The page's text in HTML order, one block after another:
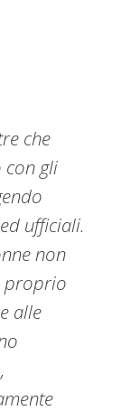
che
gli
ufficiali.
non
proprio
alle